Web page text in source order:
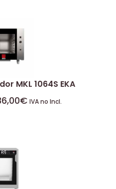
MKL 1064S EKA
€ IVA no Incl.